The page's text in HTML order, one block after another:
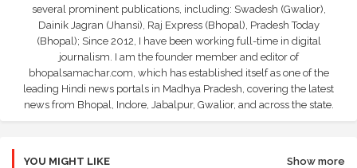
several prominent publications, including: Swadesh (Gwalior),
Dainik Jagran (Jhansi), Raj Express (Bhopal), Pradesh Today
(Bhopal); Since 2012, I have been working full-time in digital
journalism. I am the founder member and editor of
bhopalsamachar.com, which has established itself as one of the
leading Hindi news portals in Madhya Pradesh, covering the latest
news from Bhopal, Indore, Jabalpur, Gwalior, and across the state.
YOU MIGHT LIKE Show more